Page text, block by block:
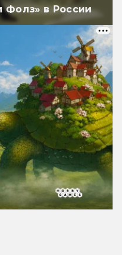
Фолз» в России